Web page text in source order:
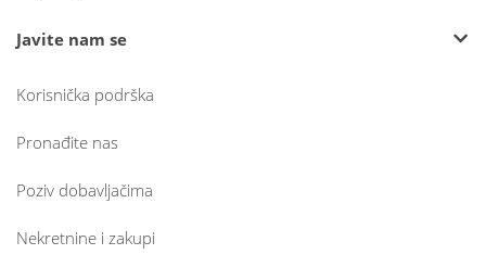
Javite nam se
Korisnička podrška
Pronađite nas
Poziv dobavljačima
Nekretnine i zakupi